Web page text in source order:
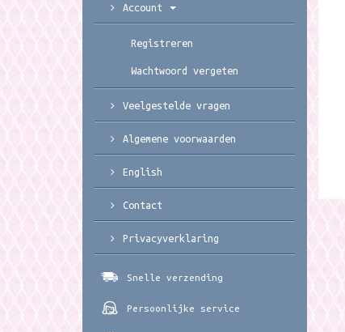
Account
Registreren
Wachtwoord vergeten
Veelgestelde vragen
Algemene voorwaarden
English
Contact
Privacyverklaring
Snelle verzending
Persoonlijke service